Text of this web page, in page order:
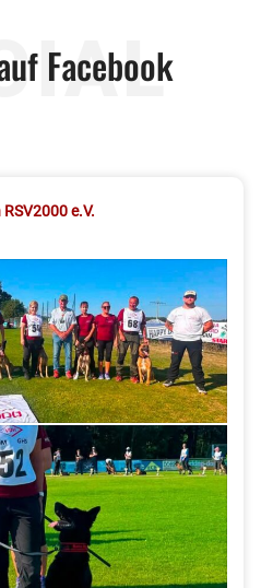
Facebook
e.V.